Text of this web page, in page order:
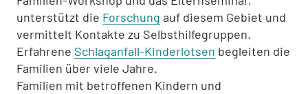
unterstützt die Forschung auf diesem Gebiet und
vermittelt Kontakte zu Selbsthilfegruppen.
Erfahrene Schlaganfall-Kinderlotsen begleiten die
Familien über viele Jahre.
Familien mit betroffenen Kindern und